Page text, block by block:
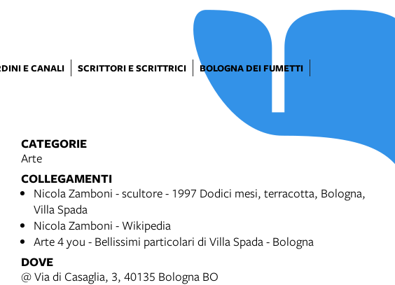
E CANALI SCRITTORI E SCRITTRICI
BOLOGNA DEI FUMETTI
CATEGORIE
Arte
COLLEGAMENTI
Nicola Zamboni - scultore - 1997 Dodici mesi, terracotta, Bologna,
Villa Spada
Nicola Zamboni - Wikipedia
Arte 4 you - Bellissimi particolari di Villa Spada - Bologna
DOVE
@ Via di Casaglia, 3, 40135 Bologna BO